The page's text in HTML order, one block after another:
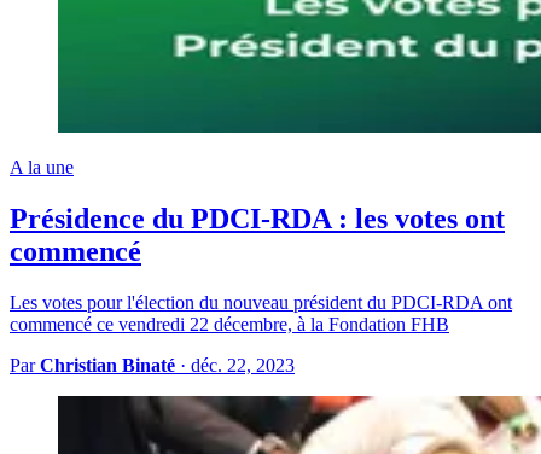
A la une
Présidence du PDCI-RDA : les votes ont
commencé
Les votes pour l'élection du nouveau président du PDCI-RDA ont
commencé ce vendredi 22 décembre, à la Fondation FHB
ParChristian Binaté · déc. 22, 2023